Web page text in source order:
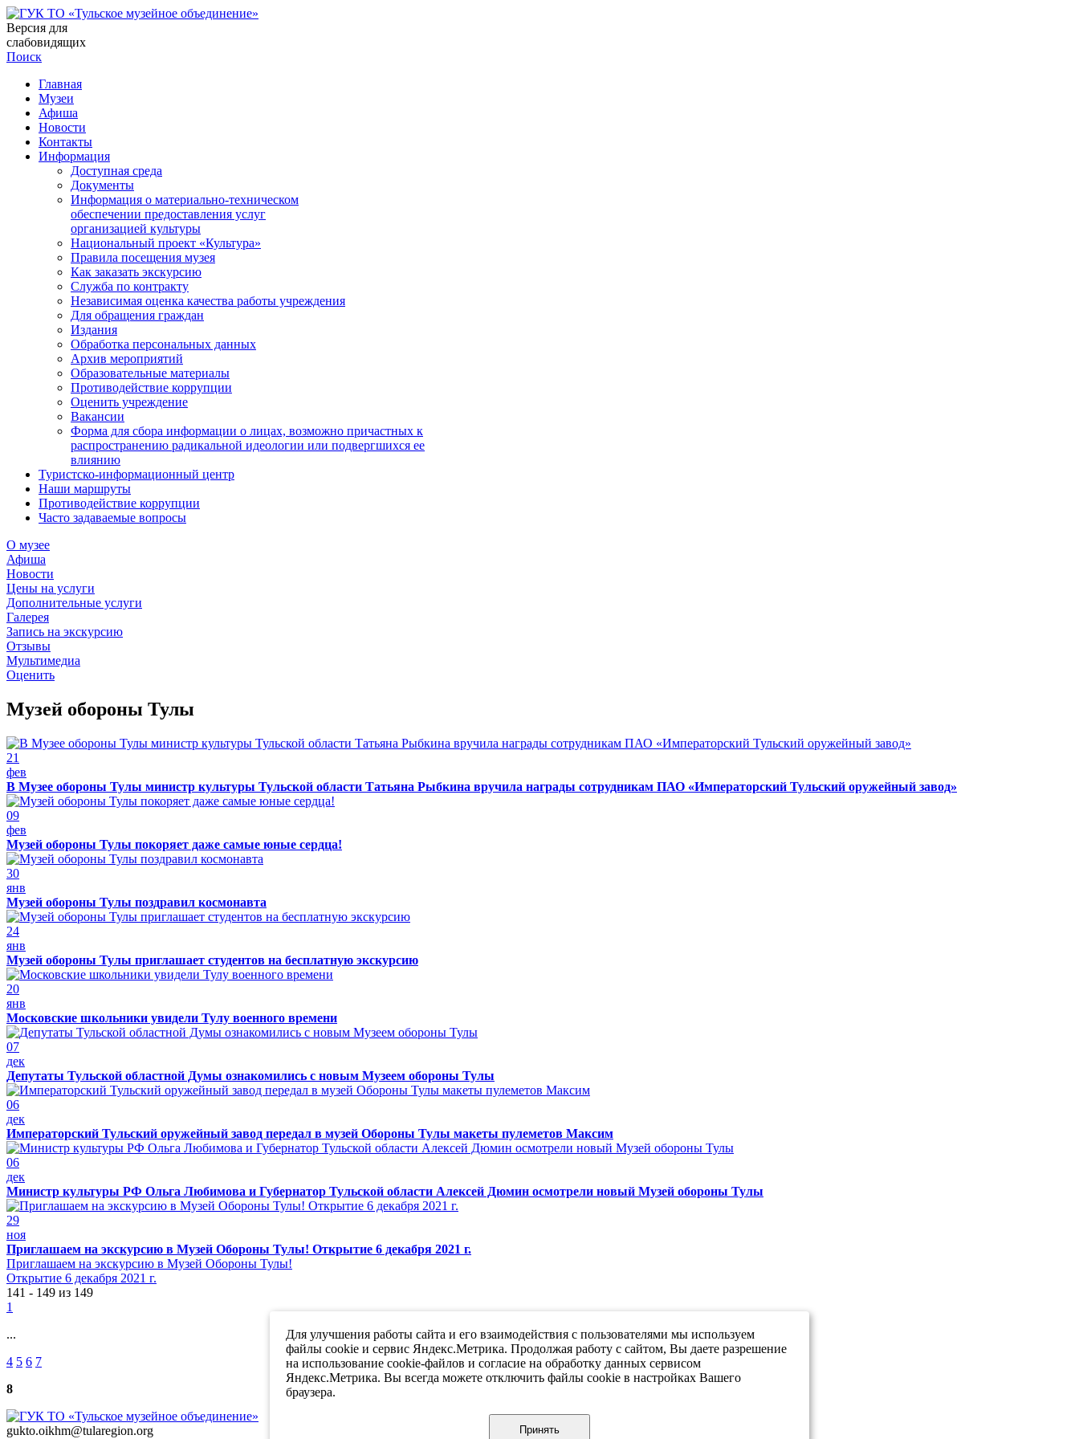
Версия для
слабовидящих
Поиск
Главная
Музеи
Афиша
Новости
Контакты
Информация
Доступная среда
Документы
Информация о материально-техническом
обеспечении предоставления услуг
организацией культуры
Национальный проект «Культура»
Правила посещения музея
Как заказать экскурсию
Служба по контракту
Независимая оценка качества работы учреждения
Для обращения граждан
Издания
Обработка персональных данных
Архив мероприятий
Образовательные материалы
Противодействие коррупции
Оценить учреждение
Вакансии
Форма для сбора информации о лицах, возможно причастных к
распространению радикальной идеологии или подвергшихся ее
влиянию
Туристско-информационный центр
Наши маршруты
Противодействие коррупции
Часто задаваемые вопросы
О музее
Афиша
Новости
Цены на услуги
Дополнительные услуги
Галерея
Запись на экскурсию
Отзывы
Мультимедиа
Оценить
Музей обороны Тулы
21
фев
В Музее обороны Тулы министр культуры Тульской области Татьяна Рыбкина вручила награды сотрудникам ПАО «Императорский Тульский оружейный завод»
09
фев
Музей обороны Тулы покоряет даже самые юные сердца!
30
янв
Музей обороны Тулы поздравил космонавта
24
янв
Музей обороны Тулы приглашает студентов на бесплатную экскурсию
20
янв
Московские школьники увидели Тулу военного времени
07
дек
Депутаты Тульской областной Думы ознакомились с новым Музеем обороны Тулы
06
дек
Императорский Тульский оружейный завод передал в музей Обороны Тулы макеты пулеметов Максим
06
дек
Министр культуры РФ Ольга Любимова и Губернатор Тульской области Алексей Дюмин осмотрели новый Музей обороны Тулы
29
ноя
Приглашаем на экскурсию в Музей Обороны Тулы! Открытие 6 декабря 2021 г.
Приглашаем на экскурсию в Музей Обороны Тулы!
Открытие 6 декабря 2021 г.
141 - 149 из 149
1
...
4 5 6 7
8
gukto.oikhm@tularegion.org
Для улучшения работы сайта и его взаимодействия с пользователями мы используем
файлы cookie и сервис Яндекс.Метрика. Продолжая работу с сайтом, Вы даете разрешение
на использование cookie-файлов и согласие на обработку данных сервисом
Яндекс.Метрика. Вы всегда можете отключить файлы cookie в настройках Вашего
браузера.
Принять